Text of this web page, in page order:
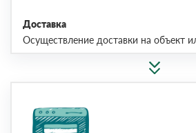
Доставка
Осуществление доставки на объект